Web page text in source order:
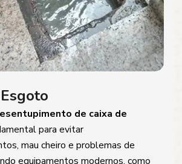
de caixa de
para evitar
mau cheiro e problemas de
equipamentos modernos, como